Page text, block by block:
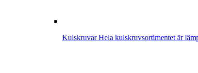
KulskruvarHela kulskruvsortimentet är